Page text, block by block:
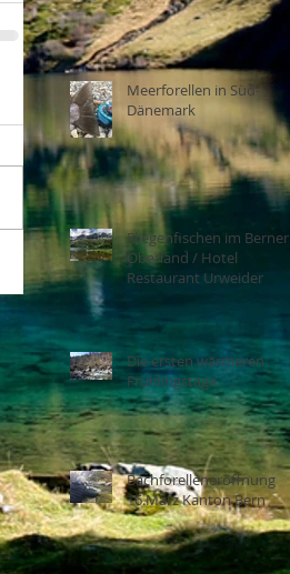
Meerforellen in Süd-
Dänemark
Fliegenfischen im Berner
Oberland / Hotel
Restaurant Urweider
Die ersten wärmeren
Frühlingstage
Bachforelleneröffnung
16.März Kanton Bern